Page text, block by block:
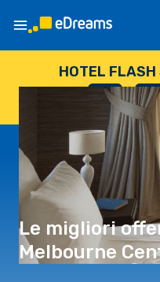
HOTEL
--
GIORNI
: --
ORE
Le migliori
Melbourne